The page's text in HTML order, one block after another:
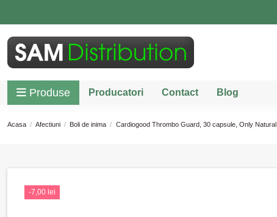
Produse Producatori Contact Blog
Acasa Afectiuni Boli de inima Cardiogood Thrombo Guard, 30 capsule, Only Natural
-7,00 lei